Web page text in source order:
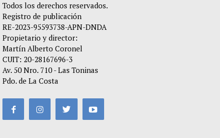
Todos los derechos reservados.
Registro de publicación
RE-2023-95593738-APN-DNDA
Propietario y director:
Martín Alberto Coronel
CUIT: 20-28167696-3
Av. 50 Nro. 710 - Las Toninas
Pdo. de La Costa